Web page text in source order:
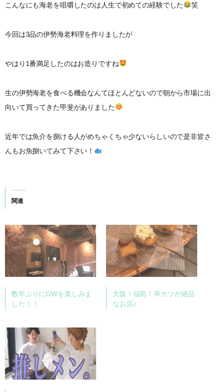
こんなにも海老を咀嚼したのは人生で初めての経験でした 笑
今回は3品の伊勢海老料理を作りましたが
やはり1番満足したのはお造りですね
生の伊勢海老を食べる機会なんてほとんどないので朝から市場に出
向いて買ってきた甲斐がありました
近年では魚介を捌ける人がめちゃくちゃ少ないらしいので是非皆さ
んもお魚捌いてみて下さい！
関連
数年ぶりにGWを楽しみま
した！！
大阪！福島！串カツが絶品
なお店♪